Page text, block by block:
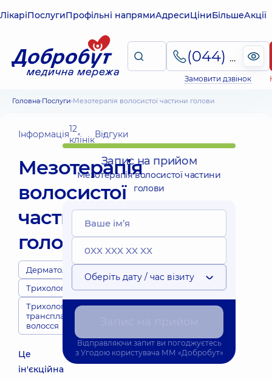
ЛікаріПослугиПрофільні напрямиАдресиЦіниБільшеАкції
(044) 495-2-888
Замовити дзвінок
Головна Послуги Мезотерапія волосистої частини голови
Інформація12
клінікВідгуки
Мезотерапія
волосистої
частини
голови
Дерматологи
Трихологи
Трихологія та
трансплантація
волосся
Це
ін'єкційна
Запис на прийом
Мезотерапія волосистої частини
голови
Оберіть дату / час візиту
Відправляючи запит ви погоджуєтесь
з Угодою користувача ММ «Добробут»